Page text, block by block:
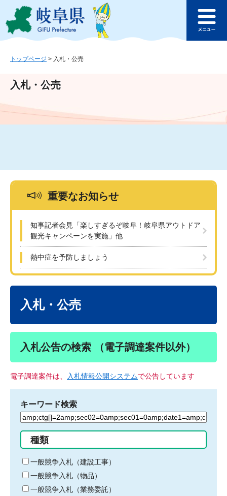
ジ
ュ
文
このページの本文へ
ュ
トップページ > 入札・公売
入札・公売
重要なお知らせ
知事記者会見「楽しすぎるぞ岐阜！岐阜県アウトドア
観光キャンペーンを実施」他
熱中症を予防しましょう
入札・公売
入札公告の検索 （電子調達案件以外）
電子調達案件は、 入札情報公開システムで公告しています
キーワード検索
検
る
キ
ー
ワ
ー
種類
一般競争入札（建設工事）
一般競争入札（物品）
一般競争入札（業務委託）